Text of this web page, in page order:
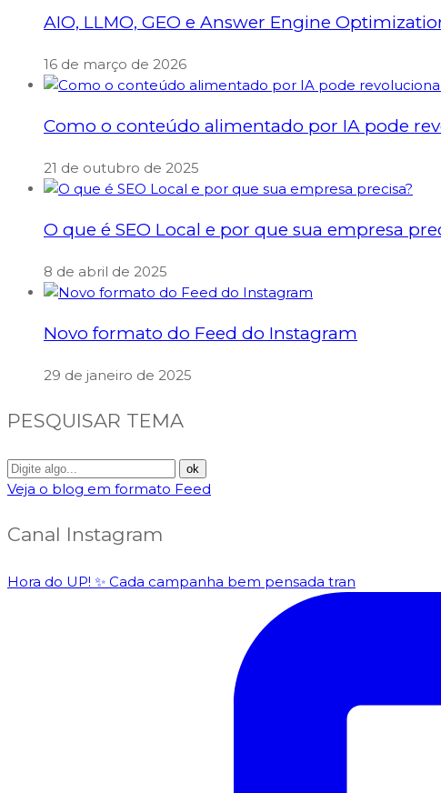
AIO, LLMO, GEO e Answer Engine
16 de março de 2026
Como o conteúdo alimentado por IA pode
21 de outubro de 2025
O que é SEO Local e por que sua empresa
8 de abril de 2025
Novo formato do Feed do Instagram
29 de janeiro de 2025
PESQUISAR TEMA
Veja o blog em formato Feed
Canal Instagram
Hora do UP! ✨️ Cada campanha bem pensada tran